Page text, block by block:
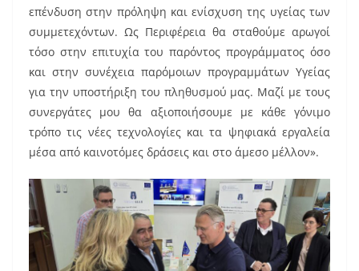
επένδυση στην πρόληψη και ενίσχυση της υγείας των
συμμετεχόντων. Ως Περιφέρεια θα σταθούμε αρωγοί
τόσο στην επιτυχία του παρόντος προγράμματος όσο
και στην συνέχεια παρόμοιων προγραμμάτων Υγείας
για την υποστήριξη του πληθυσμού μας. Μαζί με τους
συνεργάτες μου θα αξιοποιήσουμε με κάθε γόνιμο
τρόπο τις νέες τεχνολογίες και τα ψηφιακά εργαλεία
μέσα από καινοτόμες δράσεις και στο άμεσο μέλλον».